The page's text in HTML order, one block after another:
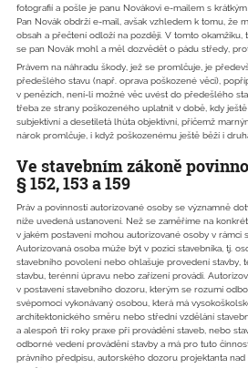
fotografií a pošle je panu Novákovi e-mailem s
Pan Novák obdrží e-mail, avšak vzhledem k tomu, že
obsah a přečtení odloží na později. V tomto okamžiku,
se pan Novák mohl a měl dozvědět o pádu středy,
Právem na náhradu škody, jež se promlčuje, je
předešlého stavu (např. oprava poškozené věci),
v penězích, není-li možné věc uvést do předešlého
třeba ze strany poškozeného uplatnit v době, kdy
subjektivní a desetiletá lhůta objektivní, přičemž
nárok promlčuje, i když poškozenému ještě běží i
Ve stavebním zákoně
§ 152, 153 a 159
Práv a povinností autorizované osoby se významně
níže uvedená ustanovení. Než se zaměříme na
v jakém postavení mohou autorizované osoby v rámci
Autorizovaná osoba může být v pozici stavebníka, tj.
stavebního povolení nebo ohlašuje provedení stavby,
stavbu, terénní úpravu nebo zařízení provádí.
v postavení stavebního dozoru, kterým se rozumí
svépomocí vykonávaný osobou, která má
architektonického směru nebo střední vzdělání
a alespoň tři roky praxe při provádění staveb, nebo
odborné vedení provádění stavby a má pro tuto
právního předpisu, autorského dozoru projektanta